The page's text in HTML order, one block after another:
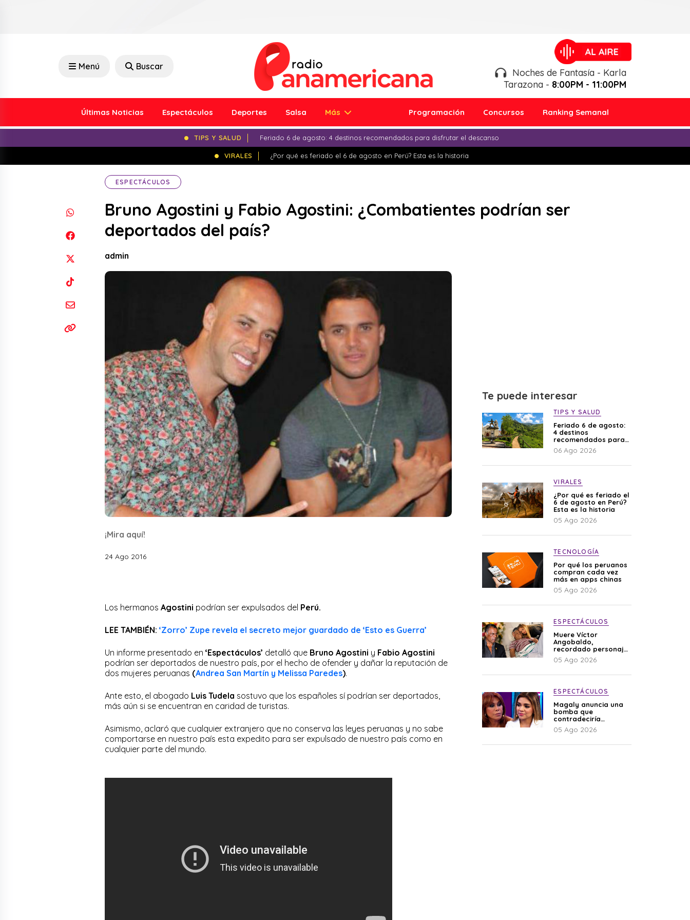
Menú Buscar
Noches de Fantasía - Karla
Tarazona - 8:00PM - 11:00PM
Últimas Noticias Espectáculos Deportes Salsa Más Programación Concursos Ranking Semanal
TIPS Y SALUD Feriado 6 de agosto: 4 destinos recomendados para disfrutar el descanso
VIRALES ¿Por qué es feriado el 6 de agosto en Perú? Esta es la historia
ESPECTÁCULOS
Bruno Agostini y Fabio Agostini: ¿Combatientes podrían ser
deportados del país?
admin
¡Mira aquí!
24 Ago 2016
Los hermanos Agostini podrían ser expulsados del Perú.
LEE TAMBIÉN: ‘Zorro’ Zupe revela el secreto mejor guardado de ‘Esto es Guerra’
Un informe presentado en ‘Espectáculos’ detalló que Bruno Agostini y Fabio Agostini
podrían ser deportados de nuestro país, por el hecho de ofender y dañar la reputación de
dos mujeres peruanas (Andrea San Martín y Melissa Paredes).
Ante esto, el abogado Luis Tudela sostuvo que los españoles sí podrían ser deportados,
más aún si se encuentran en caridad de turistas.
Asimismo, aclaró que cualquier extranjero que no conserva las leyes peruanas y no sabe
comportarse en nuestro país esta expedito para ser expulsado de nuestro país como en
cualquier parte del mundo.
Te puede interesar
TIPS Y SALUD
Feriado 6 de agosto:
4 destinos
recomendados para
disfrutar el descanso
06 Ago 2026
VIRALES
¿Por qué es feriado el
6 de agosto en Perú?
Esta es la historia
05 Ago 2026
TECNOLOGÍA
Por qué los peruanos
compran cada vez
más en apps chinas
05 Ago 2026
ESPECTÁCULOS
Muere Víctor
Angobaldo,
recordado personaje
de la farándula y
expareja de Shirley
05 Ago 2026
ESPECTÁCULOS
Magaly anuncia una
bomba que
contradeciría
comunicado de La
Bella Luz: “Hay un
05 Ago 2026